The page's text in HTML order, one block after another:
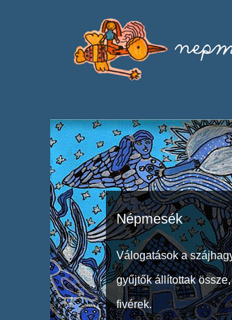
Népmesék
Válogatások a
gyűjtők állítottak
fivérek.